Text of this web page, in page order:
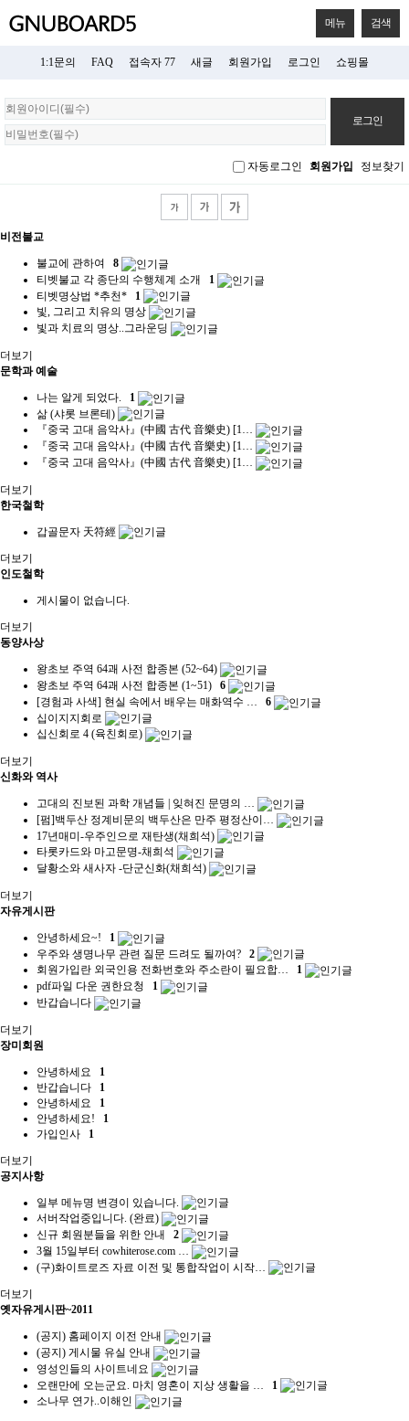
메뉴 검색
1:1문의 FAQ 접속자 77 새글 회원가입 로그인 쇼핑몰
회
원
로
자동로그인 회원가입 정보찾기
비전불교
불교에 관하여
8
티벳불교 각 종단의 수행체계 소개
1
티벳명상법 *추천*
1
빛, 그리고 치유의 명상
빛과 치료의 명상..그라운딩
더보기
문학과 예술
나는 알게 되었다.
1
삶 (샤롯 브론테)
『중국 고대 음악사』(中國 古代 音樂史) [1…
『중국 고대 음악사』(中國 古代 音樂史) [1…
『중국 고대 음악사』(中國 古代 音樂史) [1…
더보기
한국철학
갑골문자 天符經
더보기
인도철학
게시물이 없습니다.
더보기
동양사상
왕초보 주역 64괘 사전 합종본 (52~64)
왕초보 주역 64괘 사전 합종본 (1~51)
6
[경험과 사색] 현실 속에서 배우는 매화역수 …
6
십이지지회로
십신회로 4 (육친회로)
더보기
신화와 역사
고대의 진보된 과학 개념들 | 잊혀진 문명의 …
[펌]백두산 정계비문의 백두산은 만주 평정산이…
17년매미-우주인으로 재탄생(채희석)
타롯카드와 마고문명-채희석
달황소와 새사자 -단군신화(채희석)
더보기
자유게시판
안녕하세요~!
1
우주와 생명나무 관련 질문 드려도 될까여?
2
회원가입란 외국인용 전화번호와 주소란이 필요합…
1
pdf파일 다운 권한요청
1
반갑습니다
더보기
장미회원
안녕하세요
1
반갑습니다
1
안녕하세요
1
안녕하세요!
1
가입인사
1
더보기
공지사항
일부 메뉴명 변경이 있습니다.
서버작업중입니다. (완료)
신규 회원분들을 위한 안내
2
3월 15일부터 cowhiterose.com …
(구)화이트로즈 자료 이전 및 통합작업이 시작…
더보기
옛자유게시판~2011
(공지) 홈페이지 이전 안내
(공지) 게시물 유실 안내
영성인들의 사이트네요
오랜만에 오는군요. 마치 영혼이 지상 생활을 …
1
소나무 연가..이해인